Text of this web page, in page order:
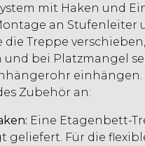
mit Haken und
an Stufenleiter
die Treppe
und bei Platzmangel
Zubehör an:
Eine Etagenbett-
geliefert. Für die